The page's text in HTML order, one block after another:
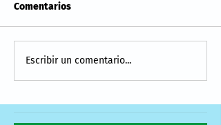
Comentarios
Escribir un comentario...